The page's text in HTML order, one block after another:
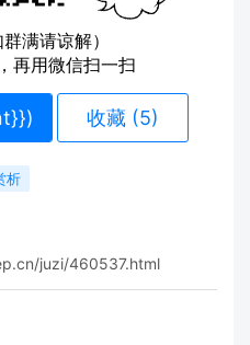
满请谅解）
再用微信扫一扫
) 收藏 (5)
析
juzi/460537.html